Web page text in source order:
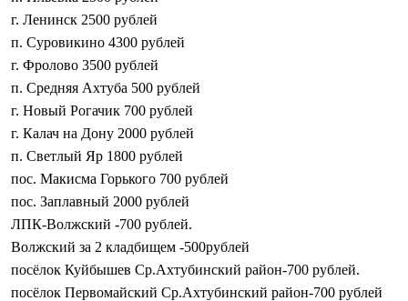
г. Ленинск 2500 рублей
п. Суровикино 4300 рублей
г. Фролово 3500 рублей
п. Средняя Ахтуба 500 рублей
г. Новый Рогачик 700 рублей
г. Калач на Дону 2000 рублей
п. Светлый Яр 1800 рублей
пос. Макисма Горького 700 рублей
пос. Заплавный 2000 рублей
ЛПК-Волжский -700 рублей.
Волжский за 2 кладбищем -500рублей
посёлок Куйбышев Ср.Ахтубинский район-700 рублей.
посёлок Первомайский Ср.Ахтубинский район-700 рублей